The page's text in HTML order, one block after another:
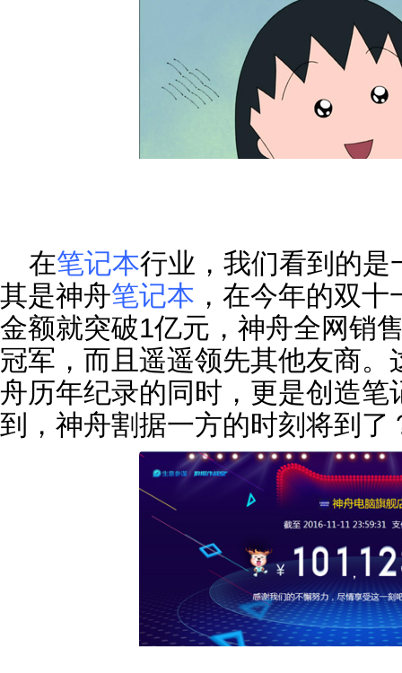
在笔记本行业，我们看到的是
其是神舟笔记本 ，在今年的双
金额就突破1亿元，神舟全网销
冠军，而且遥遥领先其他友商
舟历年纪录的同时，更是创造
到，神舟割据一方的时刻将到了